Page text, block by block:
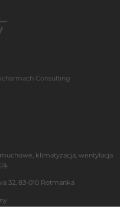
Consulting
klimatyzacja, wentylacja
32, 83-010 Rotmanka